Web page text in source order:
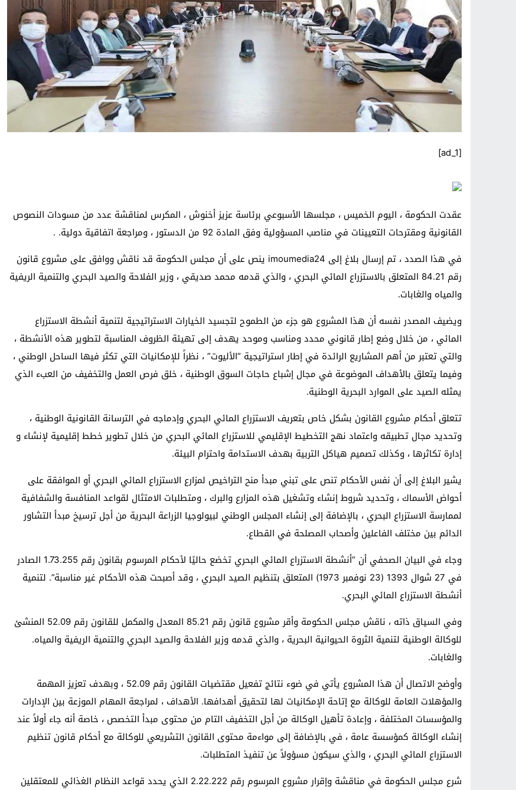
[ad_1]
عقدت الحكومة ، اليوم الخميس ، مجلسها الأسبوعي برئاسة عزيز أخنوش ، المكرس لمناقشة عدد من مسودات النصوص
القانونية ومقترحات التعيينات في مناصب المسؤولية وفق المادة 92 من الدستور ، ومراجعة اتفاقية دولية. .
في هذا الصدد ، تم إرسال بلاغ إلى imoumedia24 ينص على أن مجلس الحكومة قد ناقش ووافق على مشروع قانون
رقم 84.21 المتعلق بالاستزراع المائي البحري ، والذي قدمه محمد صديقي ، وزير الفلاحة والصيد البحري والتنمية الريفية
والمياه والغابات.
ويضيف المصدر نفسه أن هذا المشروع هو جزء من الطموح لتجسيد الخيارات الاستراتيجية لتنمية أنشطة الاستزراع
المائي ، من خلال وضع إطار قانوني محدد ومناسب وموحد يهدف إلى تهيئة الظروف المناسبة لتطوير هذه الأنشطة ،
والتي تعتبر من أهم المشاريع الرائدة في إطار استراتيجية “الأليوت” ، نظراً للإمكانيات التي تكثر فيها الساحل الوطني ،
وفيما يتعلق بالأهداف الموضوعة في مجال إشباع حاجات السوق الوطنية ، خلق فرص العمل والتخفيف من العبء الذي
يمثله الصيد على الموارد البحرية الوطنية.
تتعلق أحكام مشروع القانون بشكل خاص بتعريف الاستزراع المائي البحري وإدماجه في الترسانة القانونية الوطنية ،
وتحديد مجال تطبيقه واعتماد نهج التخطيط الإقليمي للاستزراع المائي البحري من خلال تطوير خطط إقليمية لإنشاء و
إدارة تكاثرها ، وكذلك تصميم هياكل التربية بهدف الاستدامة واحترام البيئة.
يشير البلاغ إلى أن نفس الأحكام تنص على تبني مبدأ منح التراخيص لمزارع الاستزراع المائي البحري أو الموافقة على
أحواض الأسماك ، وتحديد شروط إنشاء وتشغيل هذه المزارع والبرك ، ومتطلبات الامتثال لقواعد المنافسة والشفافية
لممارسة الاستزراع البحري ، بالإضافة إلى إنشاء المجلس الوطني لبيولوجيا الزراعة البحرية من أجل ترسيخ مبدأ التشاور
الدائم بين مختلف الفاعلين وأصحاب المصلحة في القطاع.
وجاء في البيان الصحفي أن “أنشطة الاستزراع المائي البحري تخضع حاليًا لأحكام المرسوم بقانون رقم 1.73.255 الصادر
في 27 شوال 1393 (23 نوفمبر 1973) المتعلق بتنظيم الصيد البحري ، وقد أصبحت هذه الأحكام غير مناسبة”. لتنمية
أنشطة الاستزراع المائي البحري.
وفي السياق ذاته ، ناقش مجلس الحكومة وأقر مشروع قانون رقم 85.21 المعدل والمكمل للقانون رقم 52.09 المنشئ
للوكالة الوطنية لتنمية الثروة الحيوانية البحرية ، والذي قدمه وزير الفلاحة والصيد البحري والتنمية الريفية والمياه.
والغابات.
وأوضح الاتصال أن هذا المشروع يأتي في ضوء نتائج تفعيل مقتضيات القانون رقم 52.09 ، وبهدف تعزيز المهمة
والمؤهلات العامة للوكالة مع إتاحة الإمكانيات لها لتحقيق أهدافها. الأهداف ، لمراجعة المهام الموزعة بين الإدارات
والمؤسسات المختلفة ، وإعادة تأهيل الوكالة من أجل التخفيف التام من محتوى مبدأ التخصص ، خاصة أنه جاء أولاً عند
إنشاء الوكالة كمؤسسة عامة ، في بالإضافة إلى مواءمة محتوى القانون التشريعي للوكالة مع أحكام قانون تنظيم
الاستزراع المائي البحري ، والذي سيكون مسؤولاً عن تنفيذ المتطلبات.
شرع مجلس الحكومة في مناقشة وإقرار مشروع المرسوم رقم 2.22.222 الذي يحدد قواعد النظام الغذائي للمعتقلين